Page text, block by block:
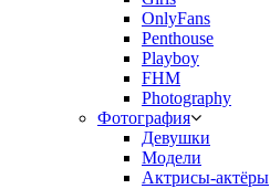
OnlyFans
Penthouse
Playboy
FHM
Photography
Фотография
Девушки
Модели
Актрисы-актёры